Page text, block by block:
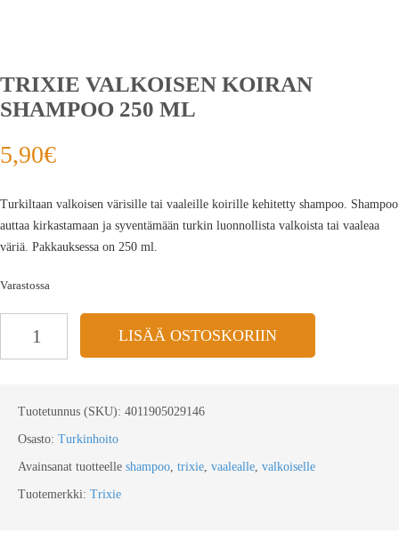
TRIXIE VALKOISEN KOIRAN
SHAMPOO 250 ML
5,90€
Turkiltaan valkoisen värisille tai vaaleille koirille kehitetty shampoo. Shampoo
auttaa kirkastamaan ja syventämään turkin luonnollista valkoista tai vaaleaa
väriä. Pakkauksessa on 250 ml.
Varastossa
LISÄÄ OSTOSKORIIN
Tuotetunnus (SKU): 4011905029146
Osasto: Turkinhoito
Avainsanat tuotteelle shampoo, trixie, vaalealle, valkoiselle
Tuotemerkki: Trixie